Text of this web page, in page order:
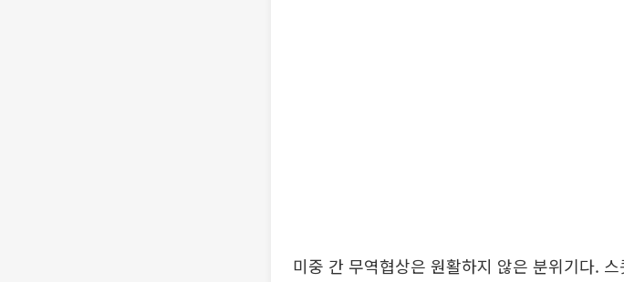
미중 간 무역협상은 원활하지 않은 분위기다.